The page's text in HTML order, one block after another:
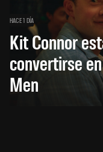
HACE 1 DÍA
Kit Connor
convertirse
Men